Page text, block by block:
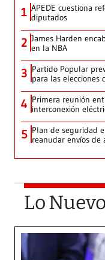
1 APEDE cuestiona
diputados
2 James Harden
en la NBA
3 Partido Popular
para las elecciones
4 Primera reunión
interconexión
5 Plan de seguridad
reanudar envíos de
Lo Nuevo